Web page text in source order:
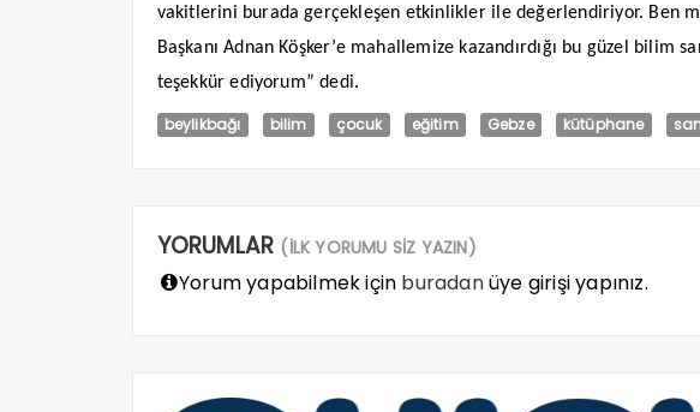
vakitlerini burada gerçekleşen etkinlikler ile değerlendiriyor. Ben
Başkanı Adnan Köşker’e mahallemize kazandırdığı bu güzel bilim
teşekkür ediyorum” dedi.
beylikbağı bilim çocuk eğitim Gebze kütüphane
YORUMLAR (İLK YORUMU SİZ YAZIN)
Yorum yapabilmek için buradanüye girişi yapınız.